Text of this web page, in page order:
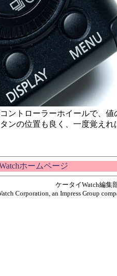
ントローラーホイールで、値
ンの位置も良く、一度覚えれ
ホームページ
ケータイWatch編集
Corporation, an Impress Group